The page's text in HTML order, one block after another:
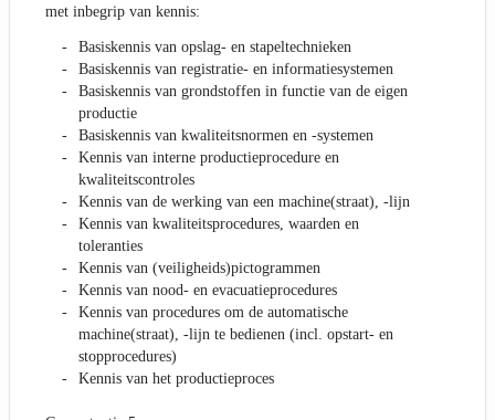
met inbegrip van kennis:
Basiskennis van opslag- en stapeltechnieken
Basiskennis van registratie- en informatiesystemen
Basiskennis van grondstoffen in functie van de eigen
productie
Basiskennis van kwaliteitsnormen en -systemen
Kennis van interne productieprocedure en
kwaliteitscontroles
Kennis van de werking van een machine(straat), -lijn
Kennis van kwaliteitsprocedures, waarden en
toleranties
Kennis van (veiligheids)pictogrammen
Kennis van nood- en evacuatieprocedures
Kennis van procedures om de automatische
machine(straat), -lijn te bedienen (incl. opstart- en
stopprocedures)
Kennis van het productieproces